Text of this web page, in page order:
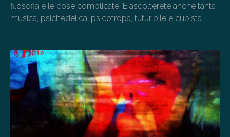
filosofia e le cose complicate. E ascolterete anche tanta
musica, psichedelica, psicotropa, futuribile e cubista.